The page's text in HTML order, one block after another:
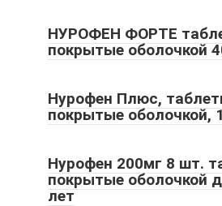
НУРОФЕН ФОРТЕ
покрытые оболочкой
Нурофен Плюс,
покрытые оболочкой,
Нурофен 200мг 8 шт.
покрытые оболочкой
лет